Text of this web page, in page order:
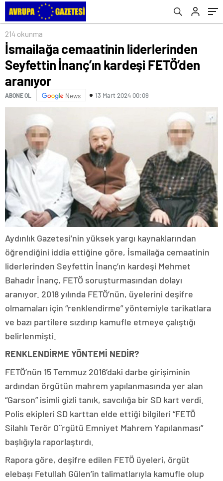
214 okunma
İsmailağa cemaatinin liderlerinden
Seyfettin İnanç’ın kardeşi FETÖ’den
aranıyor
ABONE OL News 13 Mart 2024 00:09
Aydınlık Gazetesi’nin yüksek yargı kaynaklarından
öğrendiğini iddia ettiğine göre, İsmailağa cemaatinin
liderlerinden Seyfettin İnanç’ın kardeşi Mehmet
Bahadır İnanç, FETÖ soruşturmasından dolayı
aranıyor. 2018 yılında FETÖ’nün, üyelerini deşifre
olmamaları için “renklendirme” yöntemiyle tarikatlara
ve bazı partilere sızdırıp kamufle etmeye çalıştığı
belirlenmişti.
RENKLENDİRME YÖNTEMİ NEDİR?
FETÖ’nün 15 Temmuz 2016’daki darbe girişiminin
ardından örgütün mahrem yapılanmasında yer alan
“Garson” isimli gizli tanık, savcılığa bir SD kart verdi.
Polis ekipleri SD karttan elde ettiği bilgileri “FETÖ
Silahlı Terör O¨rgütü Emniyet Mahrem Yapılanması”
başlığıyla raporlaştırdı.
Rapora göre, deşifre edilen FETÖ üyeleri, örgüt
elebaşı Fetullah Gülen’in talimatlarıyla kamufle olup
Toplantılarında Vatandaşlarla Buluştu